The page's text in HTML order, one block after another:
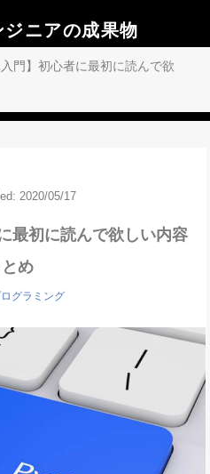
ニアの成果物
入門】初心者に最初に読んで欲
2020/05/17
最初に読んで欲しい内容
とめ
グラミング